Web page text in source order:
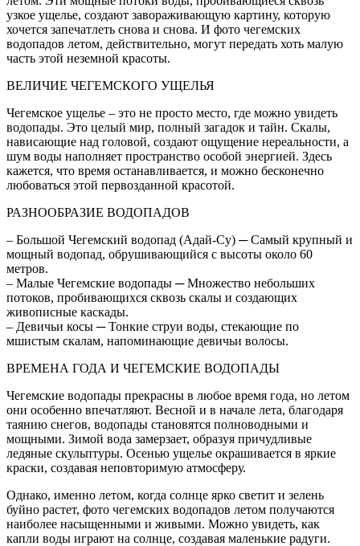
узкое ущелье, создают завораживающую картину, которую
хочется запечатлеть снова и снова. И фото чегемских
водопадов летом, действительно, могут передать хоть малую
часть этой неземной красоты.
ВЕЛИЧИЕ ЧЕГЕМСКОГО УЩЕЛЬЯ
Чегемское ущелье – это не просто место, где можно увидеть
водопады. Это целый мир, полный загадок и тайн. Скалы,
нависающие над головой, создают ощущение нереальности, а
шум воды наполняет пространство особой энергией. Здесь
кажется, что время останавливается, и можно бесконечно
любоваться этой первозданной красотой.
РАЗНООБРАЗИЕ ВОДОПАДОВ
– Большой Чегемский водопад (Адай-Су) ─ Самый крупный и
мощный водопад, обрушивающийся с высоты около 60
метров.
– Малые Чегемские водопады ─ Множество небольших
потоков, пробивающихся сквозь скалы и создающих
живописные каскады.
– Девичьи косы ─ Тонкие струи воды, стекающие по
мшистым скалам, напоминающие девичьи волосы.
ВРЕМЕНА ГОДА И ЧЕГЕМСКИЕ ВОДОПАДЫ
Чегемские водопады прекрасны в любое время года, но летом
они особенно впечатляют. Весной и в начале лета, благодаря
таянию снегов, водопады становятся полноводными и
мощными. Зимой вода замерзает, образуя причудливые
ледяные скульптуры. Осенью ущелье окрашивается в яркие
краски, создавая неповторимую атмосферу.
Однако, именно летом, когда солнце ярко светит и зелень
буйно растет, фото чегемских водопадов летом получаются
наиболее насыщенными и живыми. Можно увидеть, как
капли воды играют на солнце, создавая маленькие радуги.